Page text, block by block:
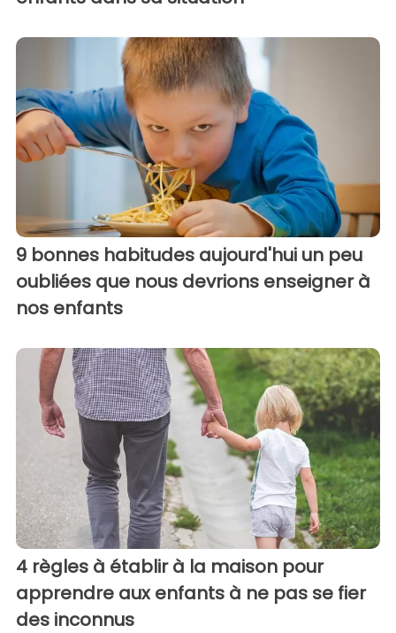
9 bonnes habitudes aujourd'hui un peu
oubliées que nous devrions enseigner à
nos enfants
4 règles à établir à la maison pour
apprendre aux enfants à ne pas se fier
des inconnus